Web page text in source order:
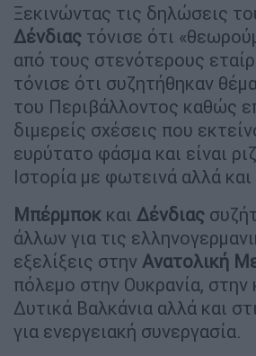
Ξεκινώντας τις δηλώσεις
Δένδιας τόνισε ότι
από τους στενότερους
τόνισε ότι συζητήθηκαν
του Περιβάλλοντος καθώς
διμερείς σχέσεις που
ευρύτατο φάσμα και είναι
Ιστορία με φωτεινά αλλά
Μπέρμποκ και Δένδιας
άλλων για τις
εξελίξεις στην Ανατολική
πόλεμο στην Ουκρανία,
Δυτικά Βαλκάνια αλλά και
για ενεργειακή συνεργασία.